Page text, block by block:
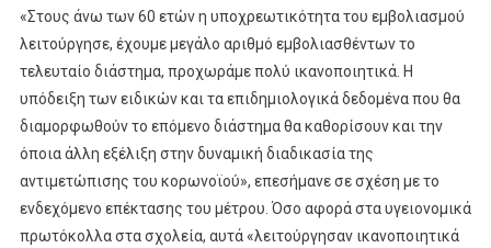
«Στους άνω των 60 ετών η υποχρεωτικότητα του εμβολιασμού
λειτούργησε, έχουμε μεγάλο αριθμό εμβολιασθέντων το
τελευταίο διάστημα, προχωράμε πολύ ικανοποιητικά. Η
υπόδειξη των ειδικών και τα επιδημιολογικά δεδομένα που θα
διαμορφωθούν το επόμενο διάστημα θα καθορίσουν και την
όποια άλλη εξέλιξη στην δυναμική διαδικασία της
αντιμετώπισης του κορωνοϊού», επεσήμανε σε σχέση με το
ενδεχόμενο επέκτασης του μέτρου. Όσο αφορά στα υγειονομικά
πρωτόκολλα στα σχολεία, αυτά «λειτούργησαν ικανοποιητικά